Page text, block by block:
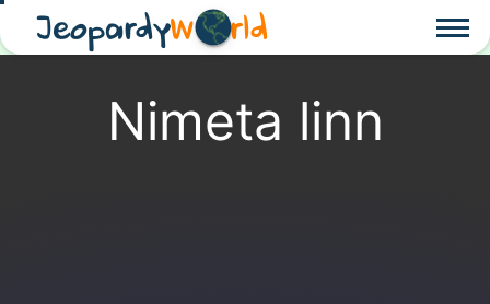
JeopardyW rld
Nimeta linn